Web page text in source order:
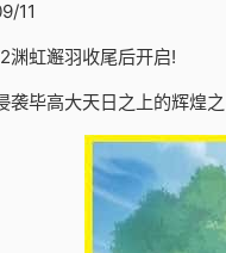
11
渊虹邂羽收尾后开启!
袭毕高大天日之上的辉煌